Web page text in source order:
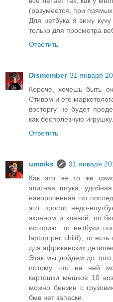
(разумеется, при
Для нетбука я вижу
только для просмотра
Ответить
Dismember 31 января
Короче, хочешь быть
Стивом и его
восторгу не будет
как бесполезную игрушку.
Ответить
umniks
31 января
Как это не то же
элитная штука,
навороченная по
это просто недо-
экраном и клавой, по
историю, то нетбуки
laptop per child), то есть
для африканских
Этак мы дойдем до
потому что на ней
картошки мешков 10
можно бензин с
бмв нет запаски.